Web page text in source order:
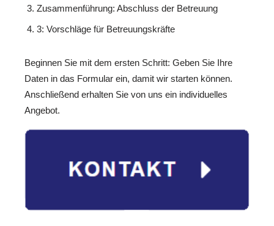
Zusammenführung: Abschluss der Betreuung
3: Vorschläge für Betreuungskräfte
Beginnen Sie mit dem ersten Schritt: Geben Sie Ihre
Daten in das Formular ein, damit wir starten können.
Anschließend erhalten Sie von uns ein individuelles
Angebot.